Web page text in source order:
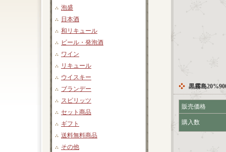
泡盛
日本酒
和リキュール
ビール・発泡酒
ワイン
リキュール
ウイスキー
ブランデー
スピリッツ
セット商品
ギフト
送料無料商品
その他
黒霧島
販売価格
購入数